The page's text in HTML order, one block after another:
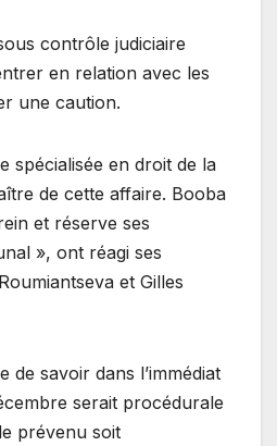
contrôle judiciaire
en relation avec les
une caution.
spécialisée en droit de la
de cette affaire. Booba
et réserve ses
», ont réagi ses
et Gilles
de savoir dans l’immédiat
serait procédurale
prévenu soit